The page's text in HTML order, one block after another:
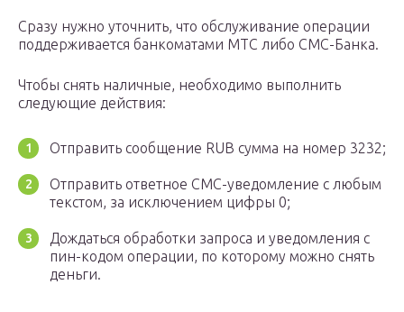
Сразу нужно уточнить, что обслуживание операции
поддерживается банкоматами МТС либо СМС-Банка.
Чтобы снять наличные, необходимо выполнить
следующие действия:
Отправить сообщение RUB сумма на номер 3232;
Отправить ответное СМС-уведомление с любым
текстом, за исключением цифры 0;
Дождаться обработки запроса и уведомления с
пин-кодом операции, по которому можно снять
деньги.